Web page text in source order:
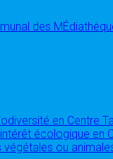
des
en Centre
écologique en
ou